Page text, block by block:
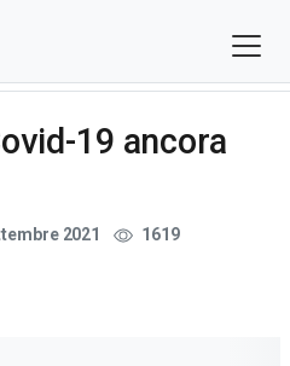
19 ancora
2021 1619